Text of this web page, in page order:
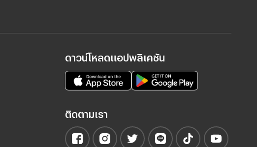
ดาวน์โหลดแอปพลิเคชัน
ติดตามเรา